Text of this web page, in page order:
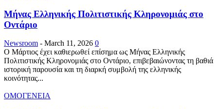
Μήνας Ελληνικής Πολιτιστικής Κληρονομιάς στο
Οντάριο
Newsroom - March 11, 2026 0
Ο Μάρτιος έχει καθιερωθεί επίσημα ως Μήνας Ελληνικής
Πολιτιστικής Κληρονομιάς στο Οντάριο, επιβεβαιώνοντας τη βαθιά
ιστορική παρουσία και τη διαρκή συμβολή της ελληνικής
κοινότητας...
ΟΜΟΓΕΝΕΙΑ